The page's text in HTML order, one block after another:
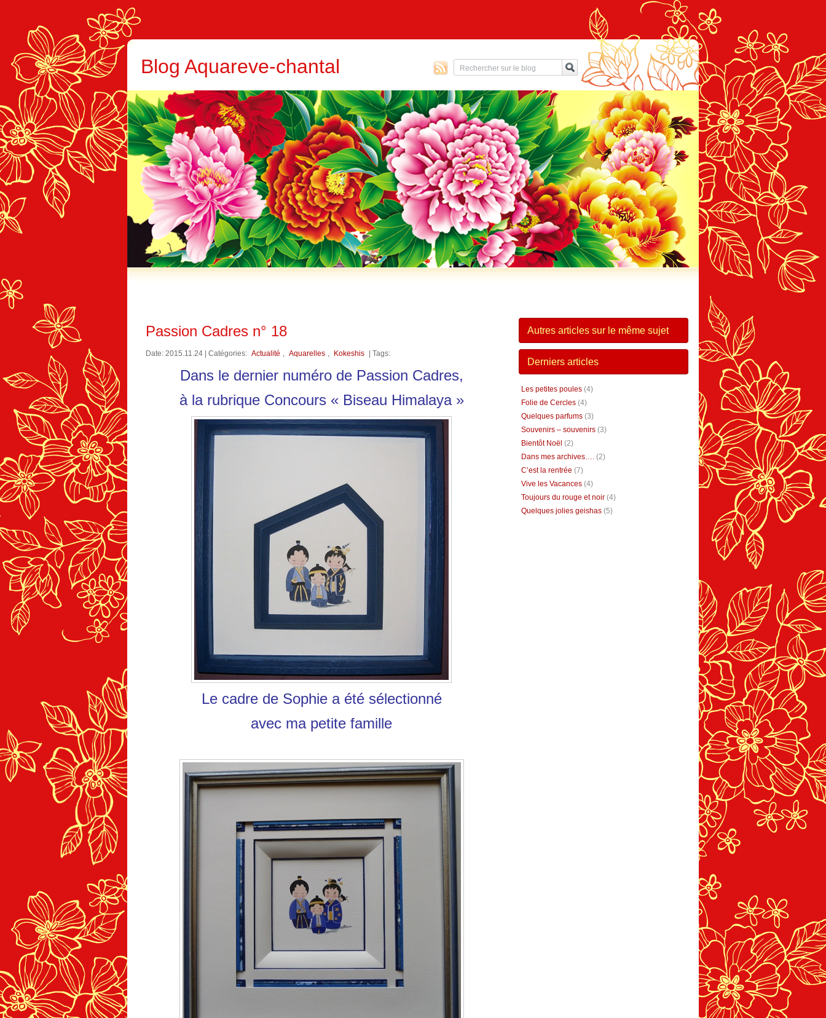
Blog Aquareve-chantal
Passion Cadres n° 18
Date: 2015.11.24 | Catégories: Actualité , Aquarelles , Kokeshis | Tags:
Dans le dernier numéro de Passion Cadres,
à la rubrique Concours « Biseau Himalaya »
Le cadre de Sophie a été sélectionné
avec ma petite famille
Autres articles sur le même sujet
Derniers articles
Les petites poules (4)
Folie de Cercles (4)
Quelques parfums (3)
Souvenirs – souvenirs (3)
Bientôt Noël (2)
Dans mes archives…. (2)
C’est la rentrée (7)
Vive les Vacances (4)
Toujours du rouge et noir (4)
Quelques jolies geishas (5)